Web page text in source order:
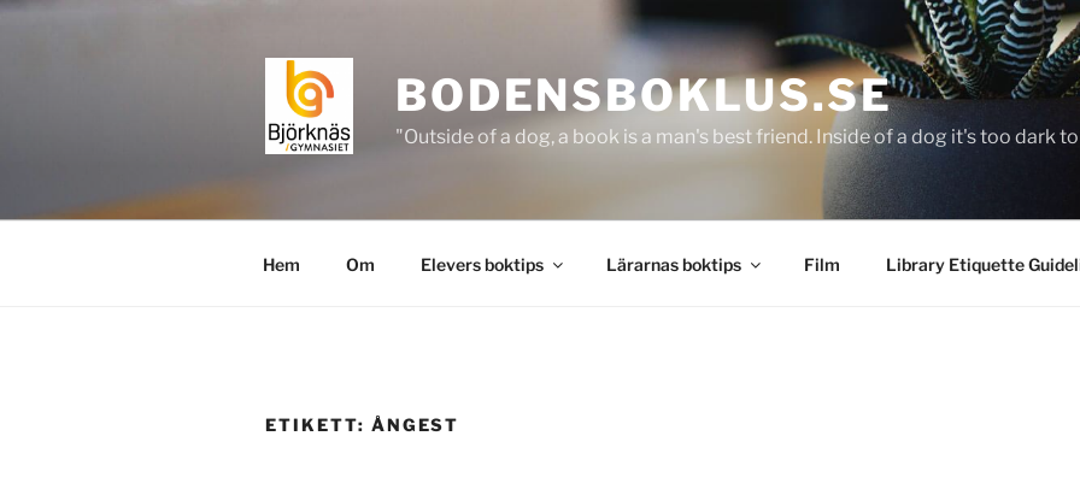
Hoppa
BODENSBOKLUS.SE
"Outside of a dog, a book is a man's best friend. Inside of a dog it's too dark
Hem Om Elevers boktips Lärarnas boktips Film Library Etiquette
ETIKETT: ÅNGEST